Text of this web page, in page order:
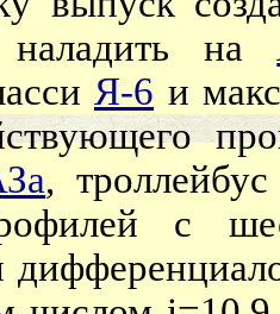
наладить на
Я-6 и
,
с